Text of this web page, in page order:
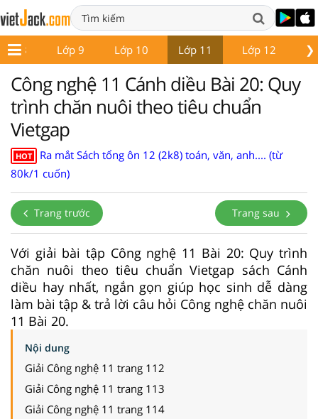
❯
Lớp 8 Lớp 9 Lớp 10 Lớp 11 Lớp 12
Công nghệ 11 Cánh diều Bài 20: Quy
trình chăn nuôi theo tiêu chuẩn
Vietgap
HOT
Ra mắt Sách tổng ôn 12 (2k8) toán, văn, anh.... (từ
80k/1 cuốn)
Trang trước Trang sau
Với giải bài tập Công nghệ 11 Bài 20: Quy trình
chăn nuôi theo tiêu chuẩn Vietgap sách Cánh
diều hay nhất, ngắn gọn giúp học sinh dễ dàng
làm bài tập & trả lời câu hỏi Công nghệ chăn nuôi
11 Bài 20.
Nội dung
Giải Công nghệ 11 trang 112
Giải Công nghệ 11 trang 113
Giải Công nghệ 11 trang 114